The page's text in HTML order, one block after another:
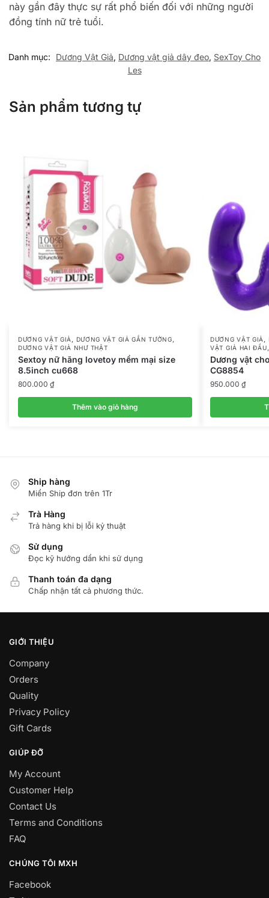
này gần đây thực sự rất phổ biến đối với những người
đồng tính nữ trẻ tuổi.
Danh mục: Dương Vật Giả, Dương vật giả dây đeo, SexToy Cho
Les
Sản phẩm tương tự
DƯƠNG VẬT GIẢ DƯƠNG VẬT GIẢ GẮN TƯỜNG
DƯƠNG VẬT GIẢ NHƯ THẬT
Sextoy nữ hãng lovetoy mềm mại size
8.5inch cu668
800.000 ₫
Thêm vào giỏ hàng
DƯƠNG VẬT GIẢ
VẬT GIẢ HAI ĐẦU
Dương vật
CG8854
950.000 ₫
Ship hàng
Miển Ship đơn trên 1Tr
Trà Hàng
Trả hàng khi bị lỗi kỷ thuật
Sử dụng
Đọc kỹ hướng dẩn khi sử dụng
Thanh toán đa dạng
Chấp nhận tất cả phương thức.
GIỚI THIỆU
Company
Orders
Quality
Privacy Policy
Gift Cards
GIÚP ĐỠ
My Account
Customer Help
Contact Us
Terms and Conditions
FAQ
CHÚNG TÔI MXH
Facebook